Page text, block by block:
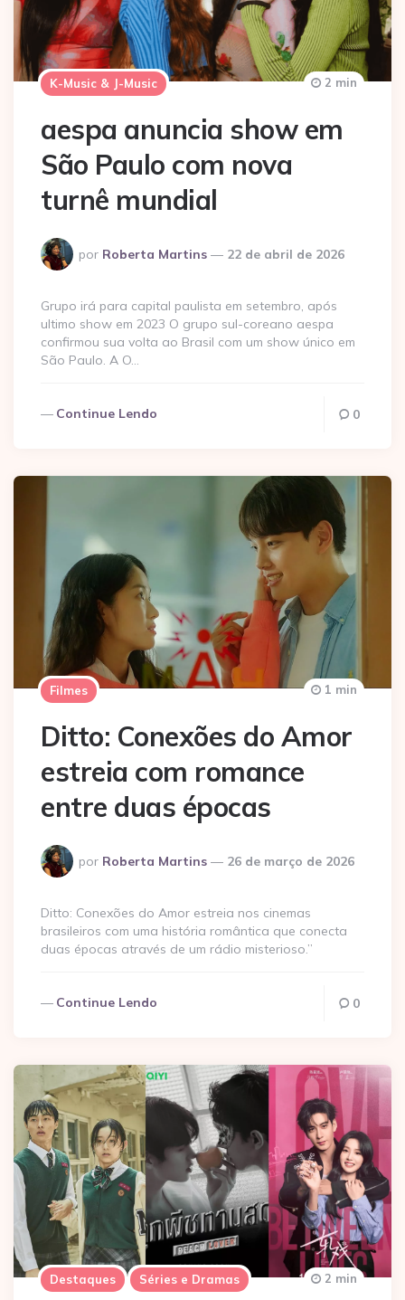
K-Music & J-Music
aespa anuncia show em
São Paulo com nova
turnê mundial
Postado
por
por Roberta Martins 22 de abril de 2026
2 min
Grupo irá para capital paulista em setembro, após
ultimo show em 2023 O grupo sul-coreano aespa
confirmou sua volta ao Brasil com um show único em
São Paulo. A O…
Continue Lendo 0
Filmes
Ditto: Conexões do Amor
estreia com romance
entre duas épocas
Postado
por
por Roberta Martins 26 de março de 2026
1 min
Ditto: Conexões do Amor estreia nos cinemas
brasileiros com uma história romântica que conecta
duas épocas através de um rádio misterioso.”
Continue Lendo 0
Destaques Séries e Dramas 2 min